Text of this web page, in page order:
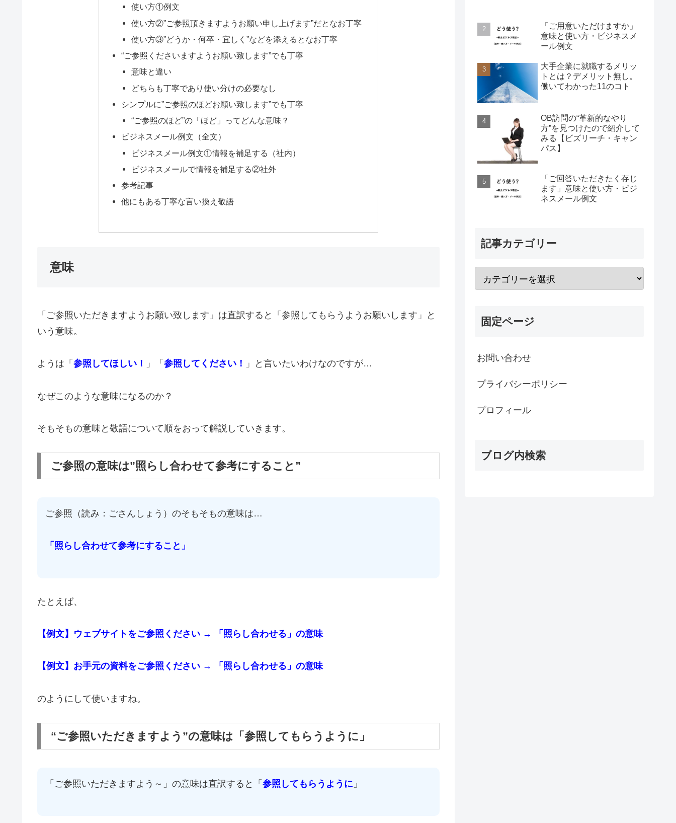
使い方①例文
使い方②”ご参照頂きますようお願い申し上げます”だとなお丁寧
使い方③”どうか・何卒・宜しく”などを添えるとなお丁寧
“ご参照くださいますようお願い致します”でも丁寧
意味と違い
どちらも丁寧であり使い分けの必要なし
シンプルに”ご参照のほどお願い致します”でも丁寧
“ご参照のほど”の「ほど」ってどんな意味？
ビジネスメール例文（全文）
ビジネスメール例文①情報を補足する（社内）
ビジネスメールで情報を補足する②社外
参考記事
他にもある丁寧な言い換え敬語
意味
「ご参照いただきますようお願い致します」は直訳すると「参照してもらうようお願いします」と
いう意味。
ようは「 参照してほしい！ 」「 参照してください！ 」と言いたいわけなのですが…
なぜこのような意味になるのか？
そもそもの意味と敬語について順をおって解説していきます。
ご参照の意味は”照らし合わせて参考にすること”
ご参照（読み：ごさんしょう）のそもそもの意味は…
「照らし合わせて参考にすること」
たとえば、
【例文】ウェブサイトをご参照ください → 「照らし合わせる」の意味
【例文】お手元の資料をご参照ください → 「照らし合わせる」の意味
のようにして使いますね。
“ご参照いただきますよう”の意味は「参照してもらうように」
「ご参照いただきますよう～」の意味は直訳すると「 参照してもらうように 」
「ご用意いただけますか」
意味と使い方・ビジネスメ
ール例文
大手企業に就職するメリッ
トとは？デメリット無し。
働いてわかった11のコト
OB訪問の“革新的なやり
方”を見つけたので紹介して
みる【ビズリーチ・キャン
パス】
「ご回答いただきたく存じ
ます」意味と使い方・ビジ
ネスメール例文
記事カテゴリー
固定ページ
お問い合わせ
プライバシーポリシー
プロフィール
ブログ内検索